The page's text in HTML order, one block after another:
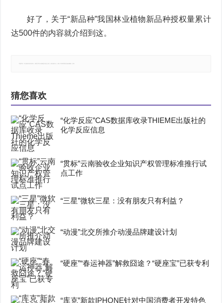
好了，关于“新品种”我国林业植物新品种授权量累计
达500件的内容就介绍到这。
猜您喜欢
“化学反应”CAS数据库收录THIEME出版社的
化学反应信息
“贯标”云南验收企业知识产权管理标准推行试
点工作
“三星”微软三星：没有朋友只有利益？
“动漫”北交所推介动漫品牌建设计划
“硬座”“春运神器”解救囧途？“硬座宝”已获专利
“库克”新款IPHONE针对中国消费者开发特色